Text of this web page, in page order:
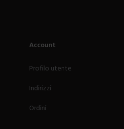
Account
Profilo utente
Indirizzi
Ordini